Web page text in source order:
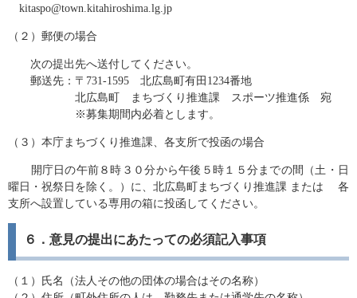
kitaspo@town.kitahiroshima.lg.jp
（２）郵便の場合
次の提出先へ送付してください。
郵送先：〒731-1595 北広島町有田1234番地
北広島町 まちづくり推進課 スポーツ推進係 宛
※募集期間内必着とします。
（３）本庁まちづくり推進課、各支所で投函の場合
開庁日の午前８時３０分から午後５時１５分までの間（土・日
曜日・祝祭日を除く。）に、北広島町まちづくり推進課 または 各
支所へ設置している専用の箱に投函してください。
６．意見の提出にあたっての必須記入事項
（１）氏名（法人その他の団体の場合はその名称）